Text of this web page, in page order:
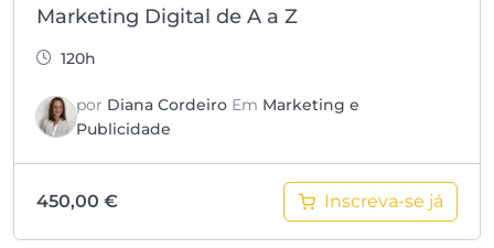
Marketing Digital de A a Z
120h
por Diana Cordeiro Em Marketing e
Publicidade
450,00 € Inscreva-se já